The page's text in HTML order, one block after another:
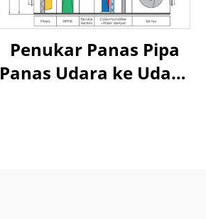
Penukar Panas Pipa
Panas Udara ke Udara